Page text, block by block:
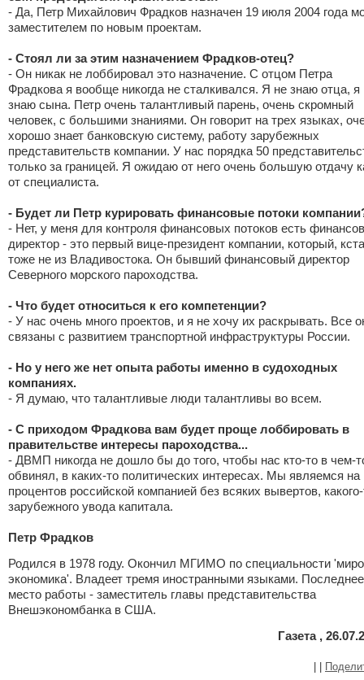
- Да, Петр Михайлович Фрадков назначен 19 июля 2004 года
заместителем по новым проектам.
- Стоял ли за этим назначением Фрадков-отец?
- Он никак не лоббировал это назначение. С отцом Петра
Фрадкова я вообще никогда не сталкивался. Я не знаю отца, я
знаю сына. Петр очень талантливый парень, очень скромный
человек, с большими знаниями. Он говорит на трех языках,
хорошо знает банковскую систему, работу зарубежных
представительств компании. У нас порядка 50
только за границей. Я ожидаю от него очень большую отдачу
от специалиста.
- Будет ли Петр курировать финансовые потоки
- Нет, у меня для контроля финансовых потоков есть
директор - это первый вице-президент компании, который,
тоже не из Владивостока. Он бывший финансовый директор
Северного морского пароходства.
- Что будет относиться к его компетенции?
- У нас очень много проектов, и я не хочу их раскрывать. Все
связаны с развитием транспортной инфраструктуры России.
- Но у него же нет опыта работы именно в судоходных
компаниях.
- Я думаю, что талантливые люди талантливы во всем.
- С приходом Фрадкова вам будет проще лоббировать в
правительстве интересы пароходства...
- ДВМП никогда не дошло бы до того, чтобы нас кто-то в чем-
обвинял, в каких-то политических интересах. Мы являемся на
процентов российской компанией без всяких вывертов,
зарубежного увода капитала.
Петр Фрадков
Родился в 1978 году. Окончил МГИМО по специальности
экономика'. Владеет тремя иностранными языками. Последнее
место работы - заместитель главы представительства
Внешэкономбанка в США.
Газета ,